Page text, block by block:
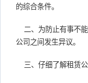
的综合条件。
二、为防止有事不能
公司之间发生异议。
三、仔细了解租赁公